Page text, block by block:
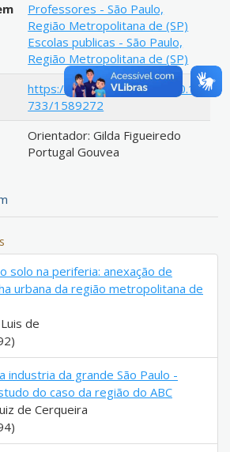
Professores - São Paulo,
Região Metropolitana de (SP)
Escolas publicas - São Paulo,
Região Metropolitana de (SP)
https://hdl.handle.net/20.500.12
733/1589272
Orientador: Gilda Figueiredo
Portugal Gouvea
solo na periferia: anexação de
urbana da região metropolitana de
de
industria da grande São Paulo -
do caso da região do ABC
de Cerqueira